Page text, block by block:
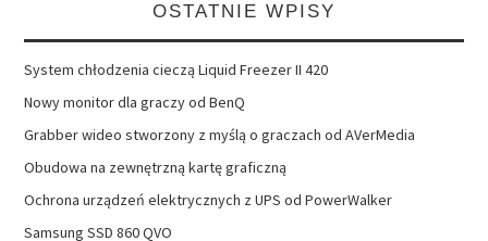
OSTATNIE WPISY
System chłodzenia cieczą Liquid Freezer II 420
Nowy monitor dla graczy od BenQ
Grabber wideo stworzony z myślą o graczach od AVerMedia
Obudowa na zewnętrzną kartę graficzną
Ochrona urządzeń elektrycznych z UPS od PowerWalker
Samsung SSD 860 QVO